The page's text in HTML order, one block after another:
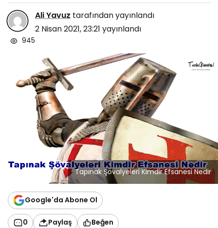
Ali Yavuz tarafından yayınlandı
2 Nisan 2021, 23:21 yayınlandı
945
Tapınak Şövalyeleri Kimdir Efsanesi Nedir
Google'da Abone Ol
0 Paylaş Beğen